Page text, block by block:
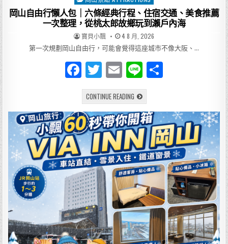
in
岡山自由行懶人包｜六條經典行程、住宿交通、美食推薦
一次整理，從桃太郎故鄉玩到瀨戶內海
AUTHOR:
寶貝小飄 PUBLISHED
DATE:
4 8 月, 2026
第一次規劃岡山自由行，可能會覺得這座城市不像大阪、…
F
a
c
e
b
o
o
k
T
w
it
te
r
E
m
ai
l
Li
n
e
CONTINUE READING岡
山
自
由
行
懶
人
包
｜
六
條
經
典
行
程、
住
宿
交
通、
美
食
推
薦